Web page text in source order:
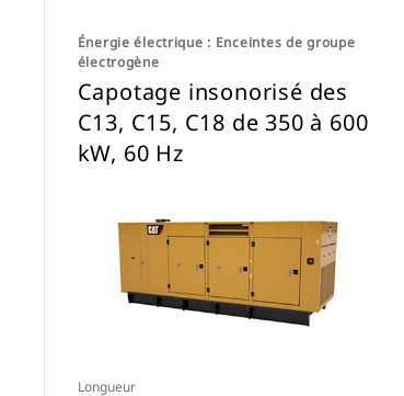
Énergie électrique : Enceintes de groupe
électrogène
Capotage insonorisé des
C13, C15, C18 de 350 à 600
kW, 60 Hz
Longueur